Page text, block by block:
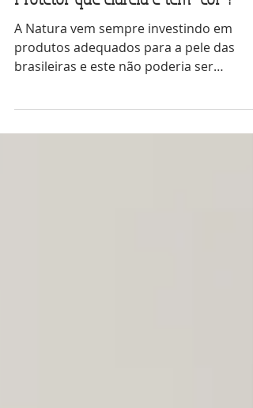
Protetor que clareia e tem "cor"?
A Natura vem sempre investindo em
produtos adequados para a pele das
diferente. Eu testei o Protetor Clar